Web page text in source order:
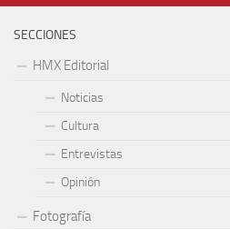
SECCIONES
HMX Editorial
Noticias
Cultura
Entrevistas
Opinión
Fotografía